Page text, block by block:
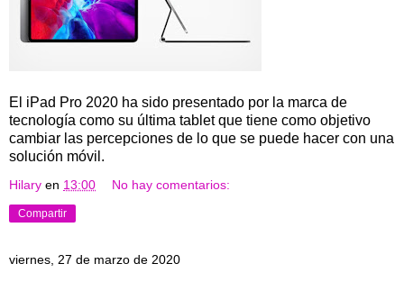
El iPad Pro 2020 ha sido presentado por la marca de
tecnología como su última tablet que tiene como objetivo
cambiar las percepciones de lo que se puede hacer con una
solución móvil.
Hilary en 13:00 No hay comentarios:
Compartir
viernes, 27 de marzo de 2020